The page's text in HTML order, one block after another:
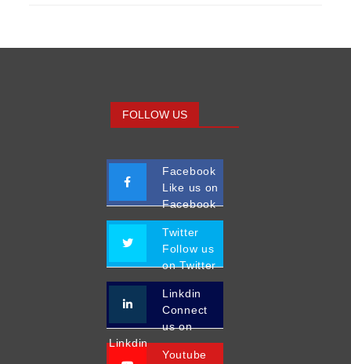
FOLLOW US
Facebook
Like us on
Facebook
Twitter
Follow us
on Twitter
Linkdin
Connect
us on
Linkdin
Youtube